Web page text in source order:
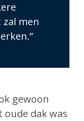
men
gewoon
oude dak was